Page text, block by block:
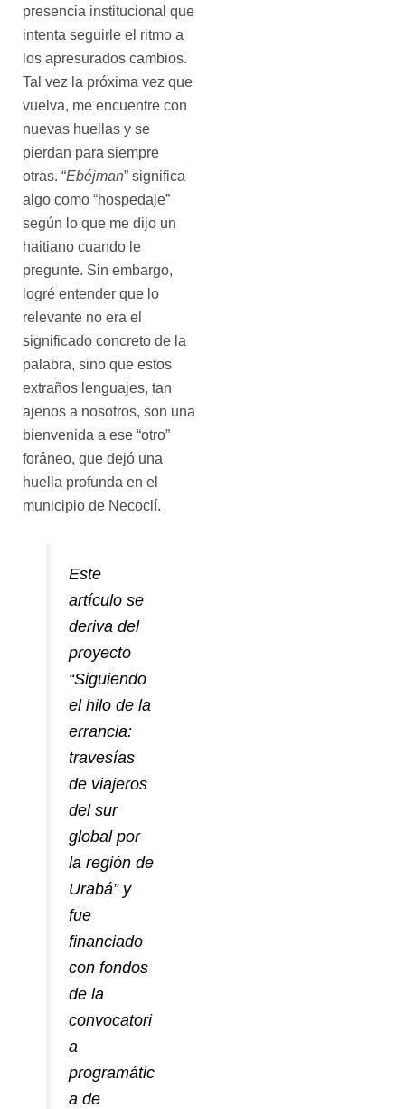
presencia institucional que
intenta seguirle el ritmo a
los apresurados cambios.
Tal vez la próxima vez que
vuelva, me encuentre con
nuevas huellas y se
pierdan para siempre
otras. “Ebéjman” significa
algo como “hospedaje”
según lo que me dijo un
haitiano cuando le
pregunte. Sin embargo,
logré entender que lo
relevante no era el
significado concreto de la
palabra, sino que estos
extraños lenguajes, tan
ajenos a nosotros, son una
bienvenida a ese “otro”
foráneo, que dejó una
huella profunda en el
municipio de Necoclí.
Este
artículo se
deriva del
proyecto
“Siguiendo
el hilo de la
errancia:
travesías
de viajeros
del sur
global por
la región de
Urabá” y
fue
financiado
con fondos
de la
convocatori
a
programátic
a de